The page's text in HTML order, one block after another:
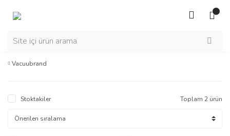
Vacuubrand
Stoktakiler Toplam 2 ürün